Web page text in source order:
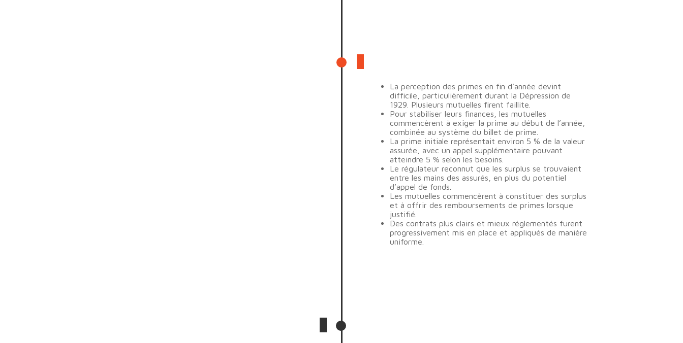
La perception des primes en fin d’année devint
difficile, particulièrement durant la Dépression de
1929. Plusieurs mutuelles firent faillite.
Pour stabiliser leurs finances, les mutuelles
commencèrent à exiger la prime au début de l’année,
combinée au système du billet de prime.
La prime initiale représentait environ 5 % de la valeur
assurée, avec un appel supplémentaire pouvant
atteindre 5 % selon les besoins.
Le régulateur reconnut que les surplus se trouvaient
entre les mains des assurés, en plus du potentiel
d’appel de fonds.
Les mutuelles commencèrent à constituer des surplus
et à offrir des remboursements de primes lorsque
justifié.
Des contrats plus clairs et mieux réglementés furent
progressivement mis en place et appliqués de manière
uniforme.